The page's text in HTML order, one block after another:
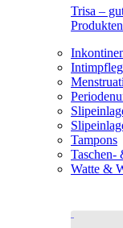
Trisa –
Produkten
Tampons
Taschen-
Watte &